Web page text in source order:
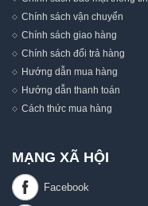
Chính sách vận chuyển
Chính sách giao hàng
Chính sách đổi trả hàng
Hướng dẫn mua hàng
Hướng dẫn thanh toán
Cách thức mua hàng
MẠNG XÃ HỘI